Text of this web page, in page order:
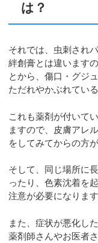
は？
それでは、虫刺され
絆創膏とは違います
とから、傷口・グジ
ただれやかぶれてい
これも薬剤が付いて
ますので、皮膚アレ
をしてみてからの方
そして、同じ場所に
ったり、色素沈着を
注意が必要になります
また、症状が悪化し
薬剤師さんやお医者